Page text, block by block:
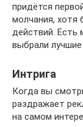
придётся
молчания, хотя
действий. Есть
выбрали лучшие
Интрига
Когда вы
раздражает
на самом